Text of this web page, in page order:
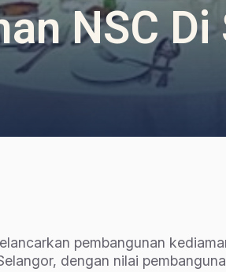
NSC
pembangunan
dengan nilai